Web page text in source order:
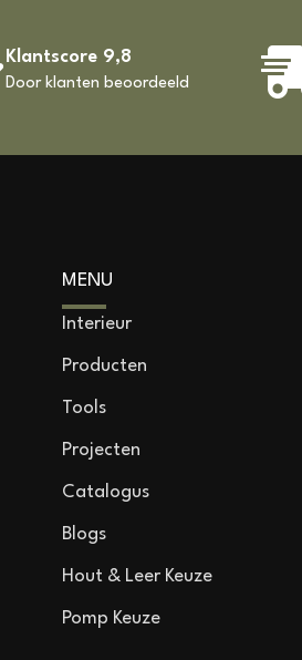
Klantscore 9,8
Door klanten beoordeeld
MENU
Interieur
Producten
Tools
Projecten
Catalogus
Blogs
Hout & Leer Keuze
Pomp Keuze